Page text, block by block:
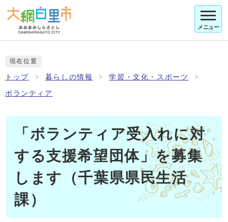
メニュー
現在位置
トップ 暮らしの情報 学習・文化・スポーツ
ボランティア
「ボランティア受入れに対
する支援希望団体」を募集
します（千葉県県民生活
課）